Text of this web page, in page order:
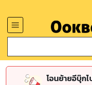
โอนย้ายอีบุ๊ก